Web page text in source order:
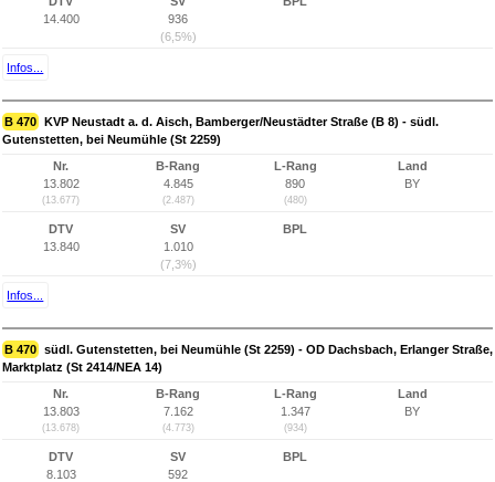
14.400
936
(6,5%)
Infos...
B 470 KVP Neustadt a. d. Aisch, Bamberger/Neustädter Straße (B 8) - südl.
Gutenstetten, bei Neumühle (St 2259)
Nr.
13.802
(13.677)
B-Rang
4.845
(2.487)
L-Rang
890
(480)
Land
BY
DTV
13.840
SV
1.010
(7,3%)
BPL
Infos...
B 470 südl. Gutenstetten, bei Neumühle (St 2259) - OD Dachsbach, Erlanger Straße,
Marktplatz (St 2414/NEA 14)
Nr.
13.803
(13.678)
B-Rang
7.162
(4.773)
L-Rang
1.347
(934)
Land
BY
DTV
8.103
SV
592
BPL